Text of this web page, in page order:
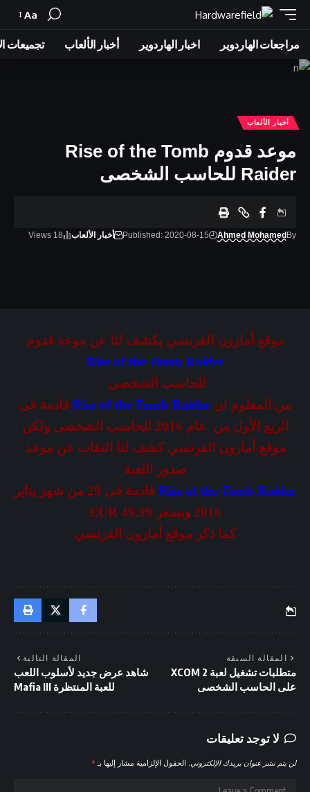
Font
Resizer
Aa
مراجعات الهاردوير اخبار الهاردوير أخبار الألعاب تجميعات
أخبار الألعاب
موعد قدوم Rise of the Tomb
Raider للحاسب الشخصى
By
Ahmed Mohamed
Published: 2020-08-15 أخبار الألعاب 18 Views
موقع أمازون الفرنسي يكشف لنا عن موعد قدوم
Rise of the Tomb Raider
للحاسب الشخصى
من المعلوم ان Rise of the Tomb Raider قادمة فى
الربع الأول من عام 2016 للحاسب الشخصى ولكن
موقع أمازون الفرنسي كشف لنا النقاب عن موعد
صدور اللعبة
Rise of the Tomb Raider
قادمة فى 29 من شهر يناير
2016 وبسعر EUR 49,99
كما ذكر موقع أمازون الفرنسي
المقالة السبقة
متطلبات تشغيل لعبة XCOM 2
على الحاسب الشخصى
المقالة التالية
شاهد عرض جديد لأسلوب اللعب
للعبة المنتظرة Mafia III
لا توجد تعليقات
لن يتم نشر عنوان بريدك الإلكتروني. الحقول الإلزامية مشار إليها بـ *